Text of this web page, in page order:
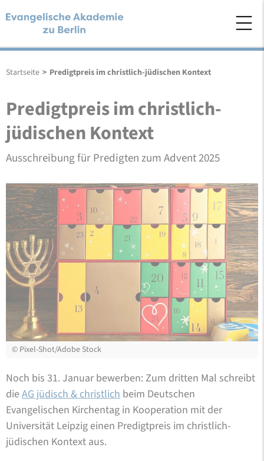
Startseite > Predigtpreis im christlich-jüdischen Kontext
Predigtpreis im christlich-
jüdischen Kontext
Ausschreibung für Predigten zum Advent 2025
© Pixel-Shot/Adobe Stock
Noch bis 31. Januar bewerben: Zum dritten Mal schreibt
dieAG jüdisch & christlich beim Deutschen
Evangelischen Kirchentag in Kooperation mit der
Universität Leipzig einen Predigtpreis im christlich-
jüdischen Kontext aus.